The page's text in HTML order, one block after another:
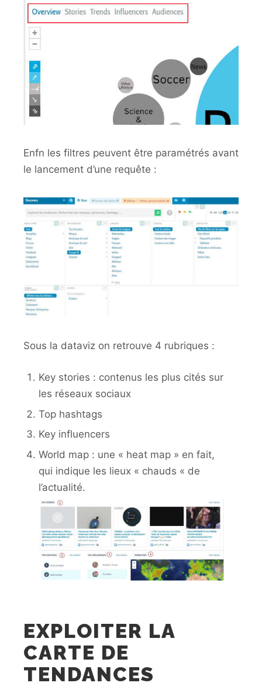
Enfn les filtres peuvent être paramétrés avant
le lancement d’une requête :
Sous la dataviz on retrouve 4 rubriques :
Key stories : contenus les plus cités sur
les réseaux sociaux
Top hashtags
Key influencers
World map : une « heat map » en fait,
qui indique les lieux « chauds « de
l’actualité.
EXPLOITER LA
CARTE DE
TENDANCES